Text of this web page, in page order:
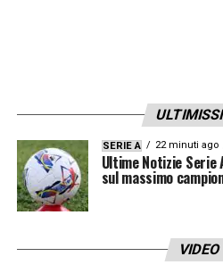
SERIE A 22 minuti ago
Ultime Notizie
sul massimo
VIDEO